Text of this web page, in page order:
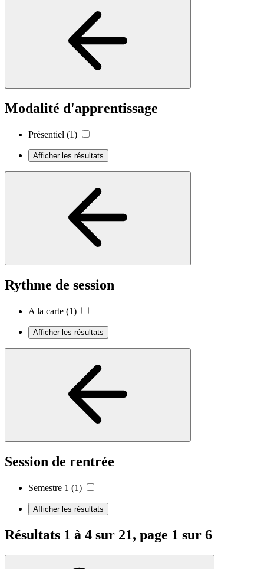
Modalité d'apprentissage
Présentiel (1)
Afficher les résultats
Rythme de session
A la carte (1)
Afficher les résultats
Session de rentrée
Semestre 1 (1)
Afficher les résultats
Résultats 1 à 4 sur 21, page 1 sur 6